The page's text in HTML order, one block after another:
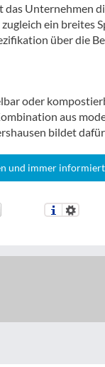
Unternehmen
ein breites
über die
oder
aus
bildet
und immer